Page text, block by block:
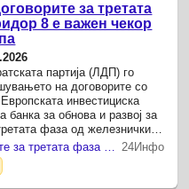
за третата
8 е важен чекор
партија (ЛДП) го
на договорите со
инвестициска
банка за обнова и развој за
фаза од железничкиот
ЛДП: Потпишувањето на договорите за третата фаза од железничкиот Коридор 8 е важен чекор во поврзувањето со Европа 24Инфо